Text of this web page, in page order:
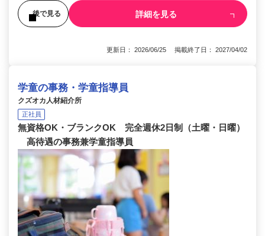
後で見る 詳細を見る
更新日： 2026/06/25 掲載終了日： 2027/04/02
学童の事務・学童指導員
クズオカ人材紹介所
正社員
無資格OK・ブランクOK 完全週休2日制（土曜・日曜）
高待遇の事務兼学童指導員